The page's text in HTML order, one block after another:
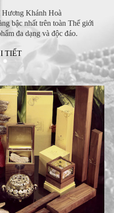
Khánh Hoà
bậc nhất trên toàn Thế giới
đa dạng và độc đáo.
TIẾT